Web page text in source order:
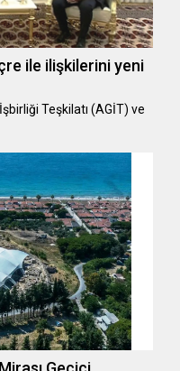
ile ilişkilerini yeni
Teşkilatı (AGİT) ve